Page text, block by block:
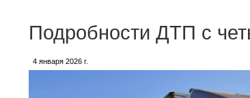
Подробности ДТП с
4 января 2026 г.